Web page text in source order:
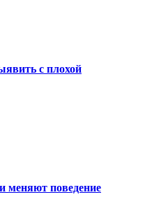
с плохой
меняют поведение